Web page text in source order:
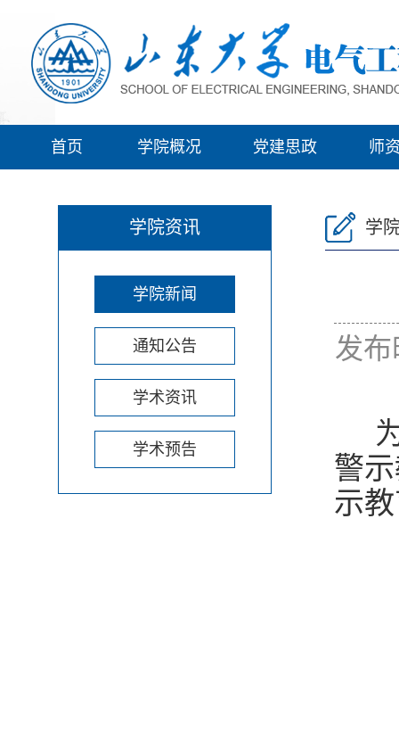
首页 学院概况 党建思政 师
学院资讯
学院新闻
通知公告
学术资讯
学术预告
学
发
警
示